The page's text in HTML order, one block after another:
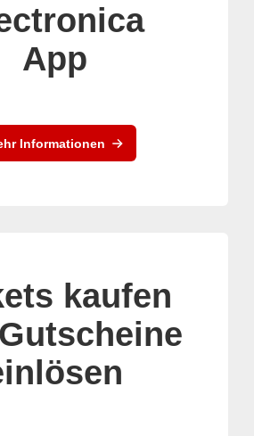
App
Informationen
kaufen